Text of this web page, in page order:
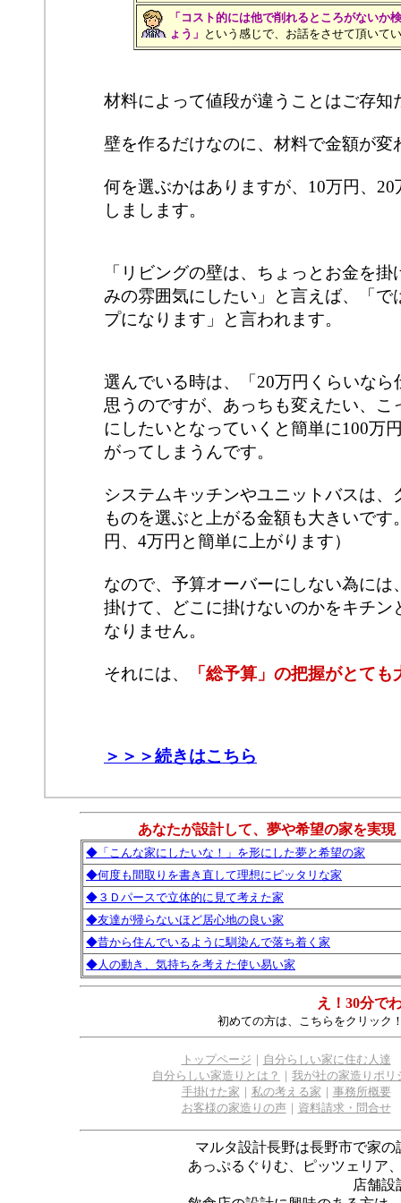
「コスト的には他で削れるところがないか
ょう」 という感じで、お話をさせて頂いて
材料によって値段が違うことはご存知
壁を作るだけなのに、材料で金額が変
何を選ぶかはありますが、10万円、
しまします。
「リビングの壁は、ちょっとお金を
みの雰囲気にしたい」と言えば、「で
プになります」と言われます。
選んでいる時は、「20万円くらいなら
思うのですが、あっちも変えたい、こ
にしたいとなっていくと簡単に100万
がってしまうんです。
システムキッチンやユニットバスは、
ものを選ぶと上がる金額も大きいです
円、4万円と簡単に上がります）
なので、予算オーバーにしない為には
掛けて、どこに掛けないのかをキチン
なりません。
それには、 「総予算」の把握がとて
＞＞＞続きはこちら
あなたが設計して、夢や希望の家を実
◆「こんな家にしたいな！」を形にした夢と希望の家
◆何度も間取りを書き直して理想にピッタリな家
◆３Ｄパースで立体的に見て考えた家
◆友達が帰らないほど居心地の良い家
◆昔から住んでいるように馴染んで落ち着く家
◆人の動き、気持ちを考えた使い易い家
え！30分で
初めての方は、こちらをクリック
トップページ
自分らしい家に住む人達
自分らしい家造りとは？
我が社の家造りポリ
手掛けた家
私の考える家
事務所概要
お客様の家造りの声｜ 資料請求・問合せ
マルタ設計長野は長野市で家
あっぷるぐりむ、ピッツェリア
店舗設